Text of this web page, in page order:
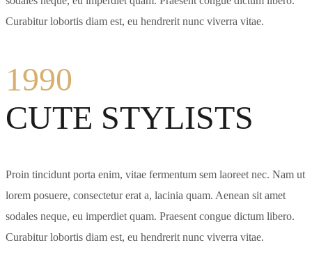
Curabitur lobortis diam est, eu hendrerit nunc viverra vitae.
1990
CUTE STYLISTS
Proin tincidunt porta enim, vitae fermentum sem laoreet nec. Nam ut
lorem posuere, consectetur erat a, lacinia quam. Aenean sit amet
sodales neque, eu imperdiet quam. Praesent congue dictum libero.
Curabitur lobortis diam est, eu hendrerit nunc viverra vitae.